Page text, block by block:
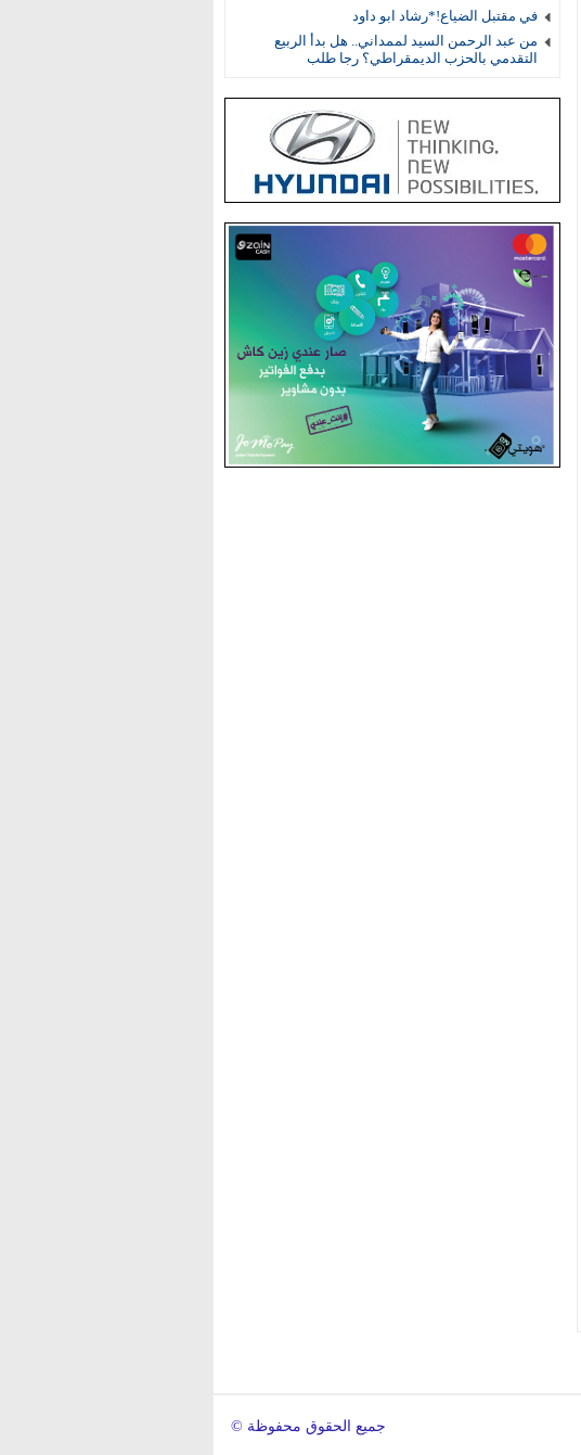
في مقتبل الضياع!*رشاد ابو داود
من عبد الرحمن السيد لممداني.. هل بدأ الربيع
التقدمي بالحزب الديمقراطي؟ رجا طلب
© جميع الحقوق محفوظة